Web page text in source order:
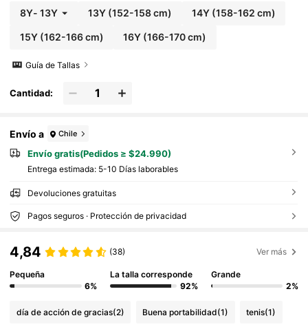
8Y- 13Y 13Y (152-158 cm) 14Y (158-162 cm)
15Y(162-166 cm) 16Y (166-170 cm)
Guía de Tallas
Cantidad:
Envío a Chile
Envío gratis(Pedidos ≥ $24.990)
Entrega estimada: 5-10 Días laborables
Devoluciones gratuitas
Pagos seguros · Protección de privacidad
4,84 (38) Ver más
Pequeña
6%
La talla corresponde
92%
Grande
2%
día de acción de gracias(2) Buena portabilidad(1) tenis(1)